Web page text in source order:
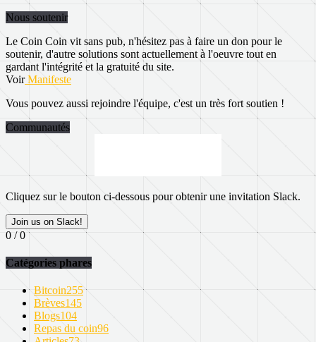
Nous soutenir
Le Coin Coin vit sans pub, n'hésitez pas à faire un don pour le
soutenir, d'autre solutions sont actuellement à l'oeuvre tout en
gardant l'intégrité et la gratuité du site.
VoirManifeste
Vous pouvez aussi rejoindre l'équipe, c'est un très fort soutien !
Communautés
Cliquez sur le bouton ci-dessous pour obtenir une invitation Slack.
Join us on Slack!
0 / 0
Catégories phares
Bitcoin255
Brèves145
Blogs104
Repas du coin96